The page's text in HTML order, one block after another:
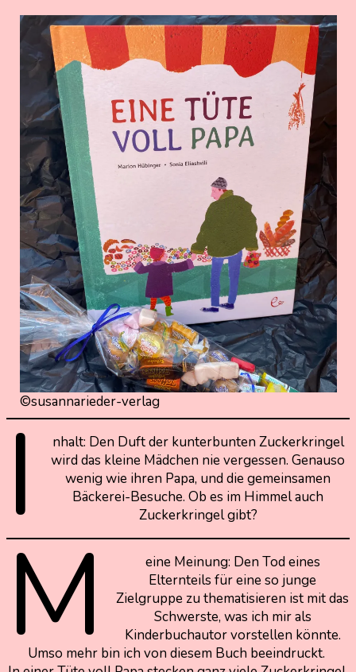
2022
©susannarieder-verlag
I
nhalt: Den Duft der kunterbunten Zuckerkringel
wird das kleine Mädchen nie vergessen. Genauso
wenig wie ihren Papa, und die gemeinsamen
Bäckerei-Besuche. Ob es im Himmel auch
Zuckerkringel gibt?
M
eine Meinung: Den Tod eines
Elternteils für eine so junge
Zielgruppe zu thematisieren ist mit das
Schwerste, was ich mir als
Kinderbuchautor vorstellen könnte.
Umso mehr bin ich von diesem Buch beeindruckt.